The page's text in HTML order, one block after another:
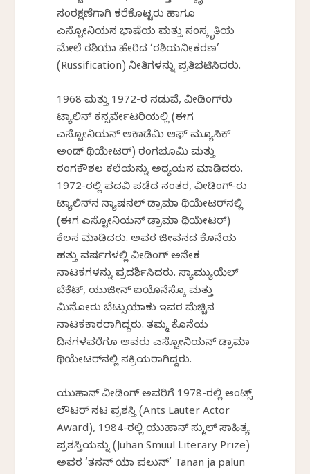
ಸಂರಕ್ಷಣೆಗಾಗಿ ಕರೆಕೊಟ್ಟರು ಹಾಗೂ
ಎಸ್ಟೋನಿಯನ ಭಾಷೆಯ ಮತ್ತು ಸಂಸ್ಕೃತಿಯ
ಮೇಲೆ ರಶಿಯಾ ಹೇರಿದ ‘ರಶಿಯನೀಕರಣ’
(Russification) ನೀತಿಗಳನ್ನು ಪ್ರತಿಭಟಿಸಿದರು.
1968 ಮತ್ತು 1972-ರ ನಡುವೆ, ವೀಡಿಂಗ್‌ರು
ಟ್ಯಾಲಿನ್ ಕನ್ಸರ್ವೇಟರಿಯಲ್ಲಿ (ಈಗ
ಎಸ್ಟೋನಿಯನ್ ಅಕಾಡೆಮಿ ಆಫ್ ಮ್ಯೂಸಿಕ್
ಅಂಡ್ ಥಿಯೇಟರ್) ರಂಗಭೂಮಿ ಮತ್ತು
ರಂಗಕೌಶಲ ಕಲೆಯನ್ನು ಅಧ್ಯಯನ ಮಾಡಿದರು.
1972-ರಲ್ಲಿ ಪದವಿ ಪಡೆದ ನಂತರ, ವೀಡಿಂಗ್-ರು
ಟ್ಯಾಲಿನ್‌ನ ನ್ಯಾಷನಲ್ ಡ್ರಾಮಾ ಥಿಯೇಟರ್‌ನಲ್ಲಿ
(ಈಗ ಎಸ್ಟೋನಿಯನ್ ಡ್ರಾಮಾ ಥಿಯೇಟರ್)
ಕೆಲಸ ಮಾಡಿದರು. ಅವರ ಜೀವನದ ಕೊನೆಯ
ಹತ್ತು ವರ್ಷಗಳಲ್ಲಿ ವೀಡಿಂಗ್ ಅನೇಕ
ನಾಟಕಗಳನ್ನು ಪ್ರದರ್ಶಿಸಿದರು. ಸ್ಯಾಮ್ಯುಯೆಲ್
ಬೆಕೆಟ್, ಯುಜೀನ್ ಐಯೊನೆಸ್ಕೊ ಮತ್ತು
ಮಿನೋರು ಬೆಟ್ಸುಯಾಕು ಇವರ ಮೆಚ್ಚಿನ
ನಾಟಕಕಾರರಾಗಿದ್ದರು. ತಮ್ಮ ಕೊನೆಯ
ದಿನಗಳವರೆಗೂ ಅವರು ಎಸ್ಟೋನಿಯನ್ ಡ್ರಾಮಾ
ಥಿಯೇಟರ್‌ನಲ್ಲಿ ಸಕ್ರಿಯರಾಗಿದ್ದರು.
ಯುಹಾನ್ ವೀಡಿಂಗ್ ಅವರಿಗೆ 1978-ರಲ್ಲಿ ಆಂಟ್ಸ್
ಲೌಟರ್ ನಟ ಪ್ರಶಸ್ತಿ (Ants Lauter Actor
Award), 1984-ರಲ್ಲಿ ಯುಹಾನ್ ಸ್ಮುಲ್ ಸಾಹಿತ್ಯ
ಪ್ರಶಸ್ತಿಯನ್ನು (Juhan Smuul Literary Prize)
ಅವರ ‘ತನನ್ ಯಾ ಪಲುನ್’ Tänan ja palun